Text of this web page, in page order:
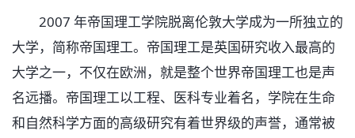
2007 年帝国理工学院脱离伦敦大学成为一所独立的
大学，简称帝国理工。帝国理工是英国研究收入最高的
大学之一，不仅在欧洲，就是整个世界帝国理工也是声
名远播。帝国理工以工程、医科专业着名，学院在生命
和自然科学方面的高级研究有着世界级的声誉，通常被